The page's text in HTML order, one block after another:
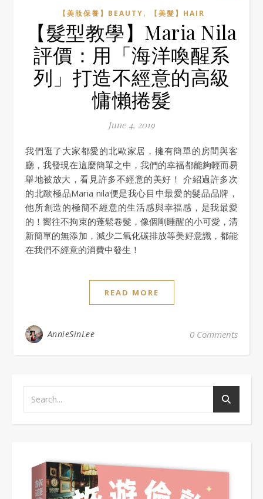
【美妝保養】BEAUTY, 【美髮】HAIR
【髮型教學】Maria Nila
評價：用「海洋喚醒系
列」打造不經意的高級
慵懶捲髮
June 4, 2019
我們逛了大家都愛的北歐家居，擁有簡單的房間與客
廳，我發現在這麼簡單之中，我們的幸福都能夠輕而易
舉地被放大，看見許多不經意的美好！ 介紹過許多次
的北歐極品Maria nila便是我心目中最愛的髮品品牌，
他所創造的極簡不經意的生活感與幸福感，是我最愛
的！嚮往不拘束的蓬鬆卷髮，像個剛睡醒的小可愛，清
新簡單的無添加，減少二氧化碳排放等美好意識，都能
在我們不經意的消費中發生！
READ MORE
AnnieSinLee 0 Comments